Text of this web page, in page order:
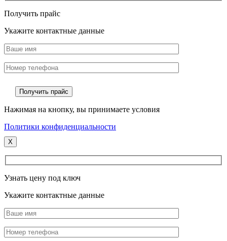
Получить прайс
Укажите контактные данные
Нажимая на кнопку, вы принимаете условия
Политики конфиденциальности
X
Узнать цену под ключ
Укажите контактные данные